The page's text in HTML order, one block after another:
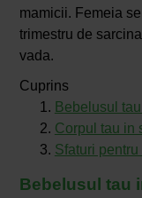
mamicii. Femeia
trimestru de
vada.
Cuprins
Bebelusul
Corpul tau in
Sfaturi
Bebelusul tau